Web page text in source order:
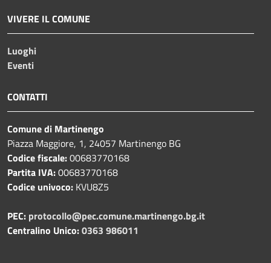
VIVERE IL COMUNE
Luoghi
Eventi
CONTATTI
Comune di Martinengo
Piazza Maggiore, 1, 24057 Martinengo BG
Codice fiscale:00683770168
Partita IVA:00683770168
Codice univoco: KVU8Z5
PEC: protocollo@pec.comune.martinengo.bg.it
Centralino Unico:0363 986011